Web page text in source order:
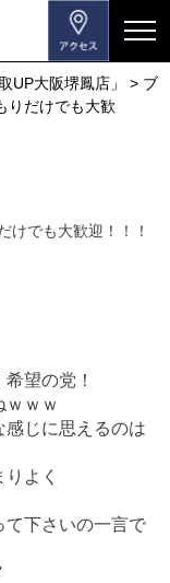
メ
ニ
ュ
す
UP大阪堺鳳店」 > ブ
りだけでも大歓
けでも大歓迎！！！
望の党！
ｗｗ
じに思えるのは
よく
て下さいの一言で